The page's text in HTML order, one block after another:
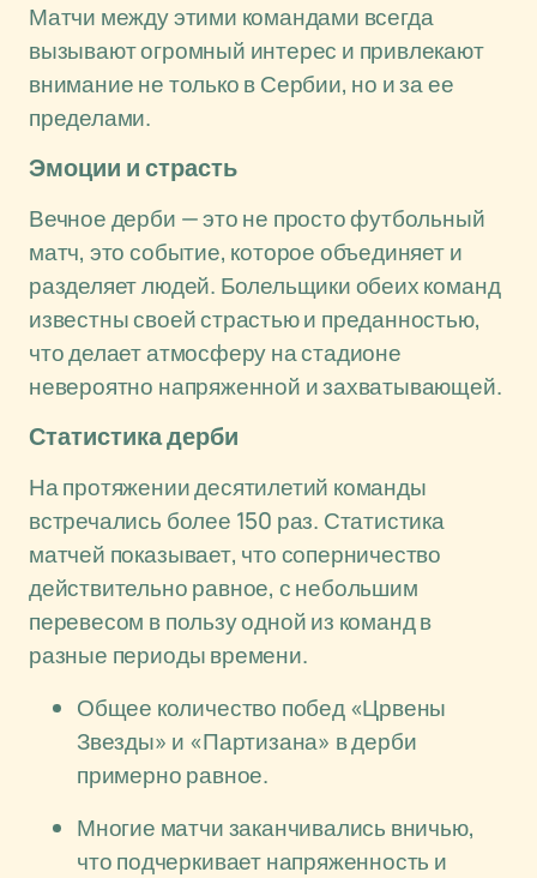
Матчи между этими командами всегда
вызывают огромный интерес и привлекают
внимание не только в Сербии, но и за ее
пределами.
Эмоции и страсть
Вечное дерби — это не просто футбольный
матч, это событие, которое объединяет и
разделяет людей. Болельщики обеих команд
известны своей страстью и преданностью,
что делает атмосферу на стадионе
невероятно напряженной и захватывающей.
Статистика дерби
На протяжении десятилетий команды
встречались более 150 раз. Статистика
матчей показывает, что соперничество
действительно равное, с небольшим
перевесом в пользу одной из команд в
разные периоды времени.
Общее количество побед «Црвены
Звезды» и «Партизана» в дерби
примерно равное.
Многие матчи заканчивались вничью,
что подчеркивает напряженность и